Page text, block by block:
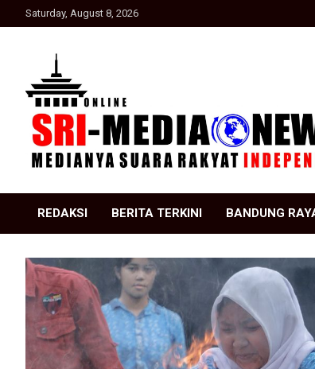
to
Saturday, August 8, 2026
SRI Media news
REDAKSI BERITA TERKINI BANDUNG